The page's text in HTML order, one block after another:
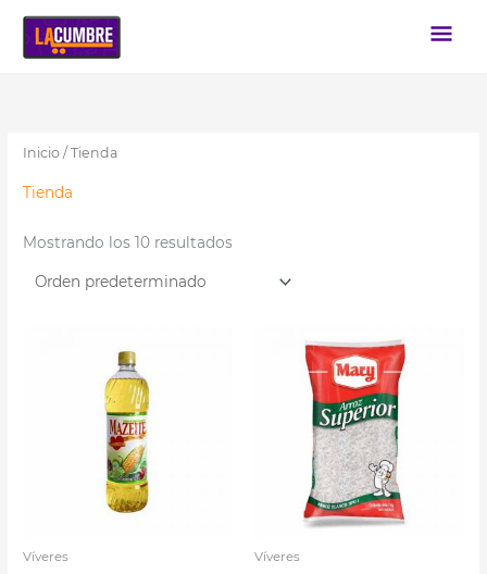
Inicio / Tienda
Tienda
Mostrando los 10 resultados
Víveres Víveres